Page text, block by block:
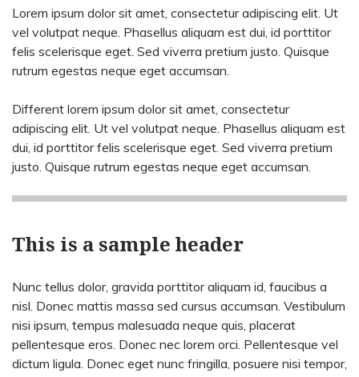
Lorem ipsum dolor sit amet, consectetur adipiscing elit. Ut
vel volutpat neque. Phasellus aliquam est dui, id porttitor
felis scelerisque eget. Sed viverra pretium justo. Quisque
rutrum egestas neque eget accumsan.
Different lorem ipsum dolor sit amet, consectetur
adipiscing elit. Ut vel volutpat neque. Phasellus aliquam est
dui, id porttitor felis scelerisque eget. Sed viverra pretium
justo. Quisque rutrum egestas neque eget accumsan.
This is a sample header
Nunc tellus dolor, gravida porttitor aliquam id, faucibus a
nisl. Donec mattis massa sed cursus accumsan. Vestibulum
nisi ipsum, tempus malesuada neque quis, placerat
pellentesque eros. Donec nec lorem orci. Pellentesque vel
dictum ligula. Donec eget nunc fringilla, posuere nisi tempor,